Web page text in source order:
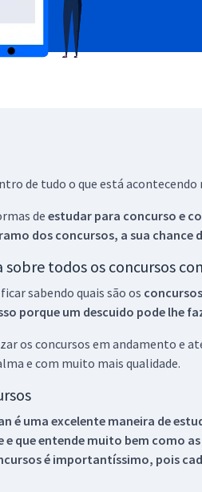
de tudo o que está acontecendo
de estudar para concurso e
dosconcursos, a sua chance
sobre todos os concursos
sabendo quais são os
porque um descuido pode lhe
os concursos em andamento e
e com muito mais qualidade.
é uma excelente maneira de
que entende muito bem como
é importantíssimo, pois